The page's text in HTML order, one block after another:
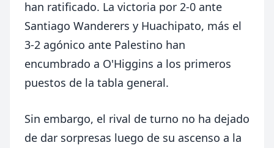
han ratificado. La victoria por 2-0 ante
Santiago Wanderers y Huachipato, más el
3-2 agónico ante Palestino han
encumbrado a O'Higgins a los primeros
puestos de la tabla general.
Sin embargo, el rival de turno no ha dejado
de dar sorpresas luego de su ascenso a la